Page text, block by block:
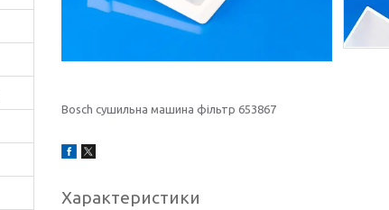
Bosch сушильна машина фільтр 653867
Характеристики